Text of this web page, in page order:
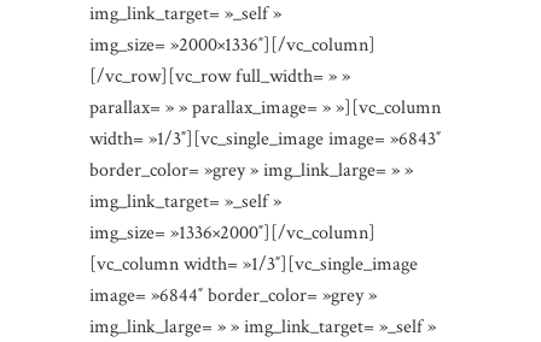
img_link_target= »_self »
img_size= »2000×1336″][/vc_column]
[/vc_row][vc_row full_width= » »
parallax= » » parallax_image= » »][vc_column
width= »1/3″][vc_single_image image= »6843″
border_color= »grey » img_link_large= » »
img_link_target= »_self »
img_size= »1336×2000″][/vc_column]
[vc_column width= »1/3″][vc_single_image
image= »6844″ border_color= »grey »
img_link_large= » » img_link_target= »_self »